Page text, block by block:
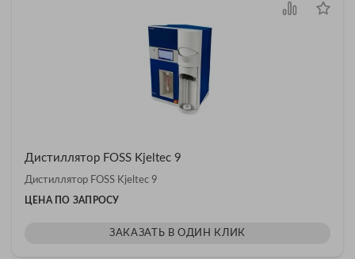
Дистиллятор FOSS Kjeltec 9
Дистиллятор FOSS Kjeltec 9
ЦЕНА ПО ЗАПРОСУ
ЗАКАЗАТЬ В ОДИН КЛИК